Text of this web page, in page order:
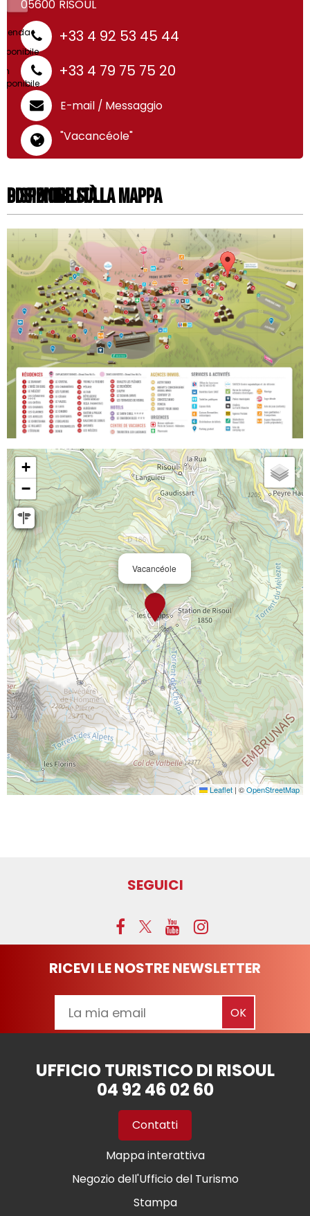
05600 RISOUL
+33 4 92 53 45 44
+33 4 79 75 75 20
E-mail / Messaggio
"Vacancéole"
Disponibilità
:
Posizione sulla mappa
Vacancéole
+
−
Leaflet | ©OpenStreetMap
SEGUICI
RICEVI LE NOSTRE NEWSLETTER
UFFICIO TURISTICO DI RISOUL
04 92 46 02 60
Contatti
Mappa interattiva
Negozio dell'Ufficio del Turismo
Stampa